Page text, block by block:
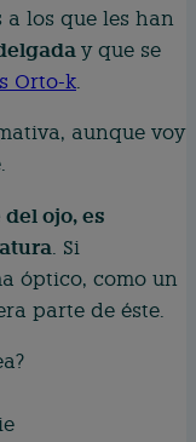
los que les han
y que se
Orto-k.
aunque voy
ojo, es
. Si
óptico, como un
parte de éste.